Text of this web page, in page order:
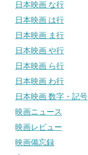
日本映画 な行
日本映画 は行
日本映画 ま行
日本映画 や行
日本映画 ら行
日本映画 わ行
日本映画 数字・記号
映画ニュース
映画レビュー
映画備忘録